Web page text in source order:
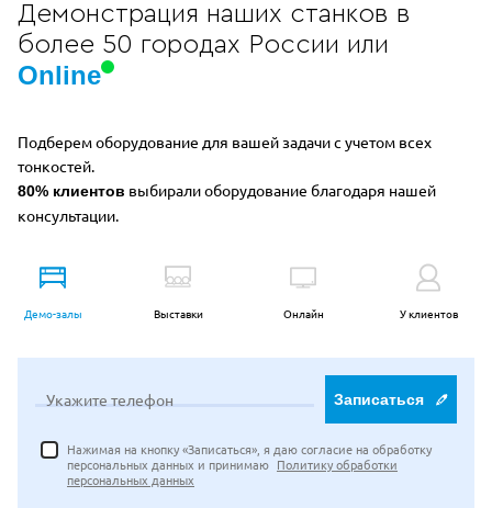
Демонстрация наших станков в
более 50 городах России или
Online
Подберем оборудование для вашей задачи с учетом всех
тонкостей.
80% клиентов выбирали оборудование благодаря нашей
консультации.
Демо-залы Выставки Онлайн У клиентов
Укажите телефон Записаться
Нажимая на кнопку «Записаться», я даю согласие на обработку
персональных данных и принимаю Политику обработки
персональных данных